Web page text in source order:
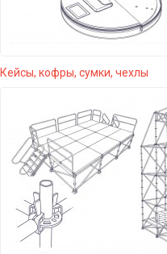
Кейсы, кофры, сумки, чехлы